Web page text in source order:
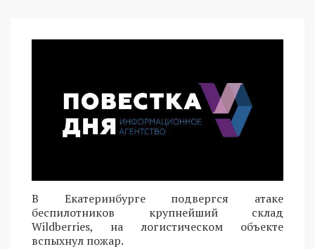
В Екатеринбурге подвергся атаке
беспилотников крупнейший склад
Wildberries, на логистическом объекте
вспыхнул пожар.